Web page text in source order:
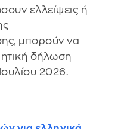
ελλείψεις ή
μπορούν να
δήλωση
2026.